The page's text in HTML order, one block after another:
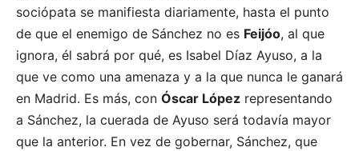
sociópata se manifiesta diariamente, hasta el punto
de que el enemigo de Sánchez no es Feijóo, al que
ignora, él sabrá por qué, es Isabel Díaz Ayuso, a la
que ve como una amenaza y a la que nunca le ganará
en Madrid. Es más, con Óscar López representando
a Sánchez, la cuerada de Ayuso será todavía mayor
que la anterior. En vez de gobernar, Sánchez, que